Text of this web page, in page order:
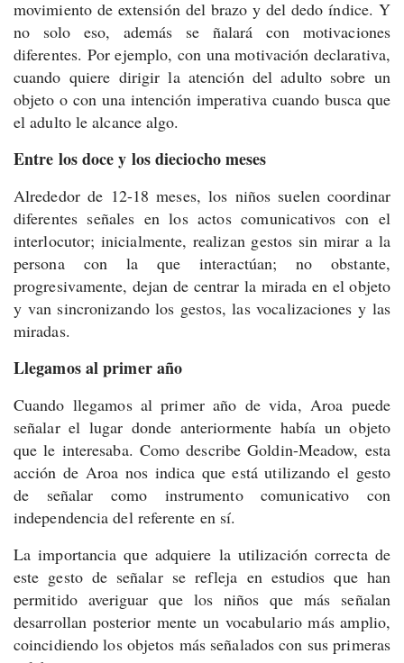
movimiento de extensión del brazo y del dedo índice. Y
no solo eso, además se ñalará con motivaciones
diferentes. Por ejemplo, con una motivación declarativa,
cuando quiere dirigir la atención del adulto sobre un
objeto o con una intención imperativa cuando busca que
el adulto le alcance algo.
Entre los doce y los dieciocho meses
Alrededor de 12-18 meses, los niños suelen coordinar
diferentes señales en los actos comunicativos con el
interlocutor; inicialmente, realizan gestos sin mirar a la
persona con la que interactúan; no obstante,
progresivamente, dejan de centrar la mirada en el objeto
y van sincronizando los gestos, las vocalizaciones y las
miradas.
Llegamos al primer año
Cuando llegamos al primer año de vida, Aroa puede
señalar el lugar donde anteriormente había un objeto
que le interesaba. Como describe Goldin-Meadow, esta
acción de Aroa nos indica que está utilizando el gesto
de señalar como instrumento comunicativo con
independencia del referente en sí.
La importancia que adquiere la utilización correcta de
este gesto de señalar se refleja en estudios que han
permitido averiguar que los niños que más señalan
desarrollan posterior mente un vocabulario más amplio,
coincidiendo los objetos más señalados con sus primeras